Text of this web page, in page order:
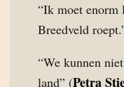
“Ik moet enorm
Breedveld
“We kunnen
land” (Petra